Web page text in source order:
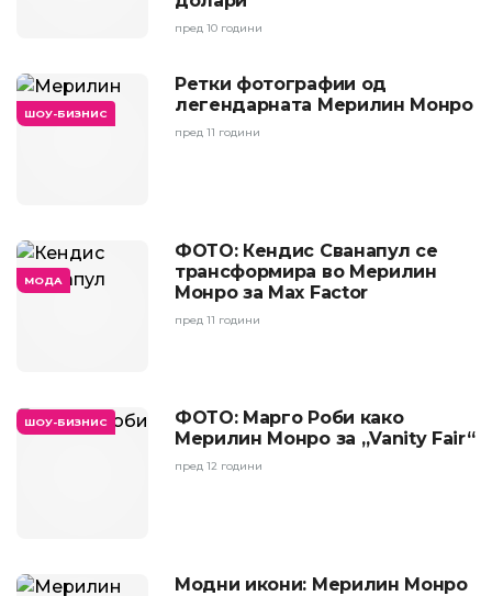
пред 10 години
ШОУ-БИЗНИС
Ретки фотографии од
легендарната Мерилин Монро
пред 11 години
МОДА
ФОТО: Кендис Сванапул се
трансформира во Мерилин
Монро за Max Factor
пред 11 години
ШОУ-БИЗНИС
ФОТО: Марго Роби како
Мерилин Монро за „Vanity Fair“
пред 12 години
Модни икони: Мерилин Монро